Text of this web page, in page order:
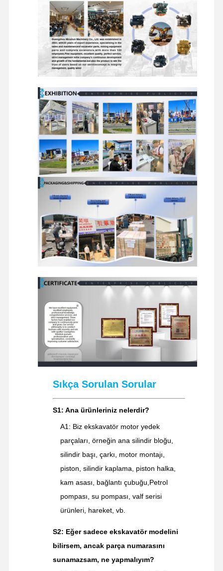
ekskavatör yedek parçaları
Sıkça Sorulan Sorular
S1: Ana ürünleriniz nelerdir?
A1: Biz ekskavatör motor yedek
parçaları, örneğin ana silindir bloğu,
silindir başı, çarkı, motor montajı,
piston, silindir kaplama, piston halka,
kam asası, bağlantı çubuğu,Petrol
pompası, su pompası, valf serisi
ürünleri, hareket, vb.
S2: Eğer sadece ekskavatör modelini
bilirsem, ancak parça numarasını
sunamazsam, ne yapmalıyım?